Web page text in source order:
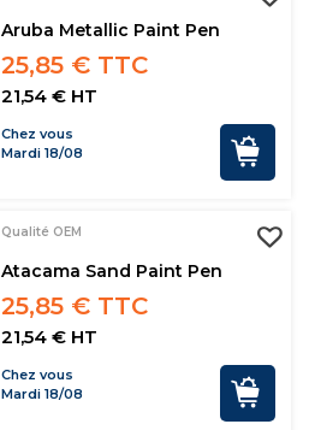
Aruba Metallic Paint Pen
25,85 € TTC
21,54 € HT
Chez vous
Mardi 18/08
Qualité OEM
Atacama Sand Paint Pen
25,85 € TTC
21,54 € HT
Chez vous
Mardi 18/08